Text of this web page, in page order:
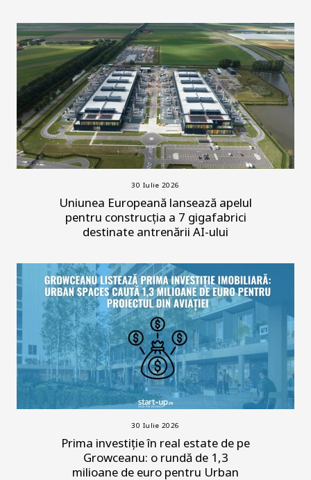
30 Iulie 2026
Uniunea Europeană lansează apelul
pentru construcția a 7 gigafabrici
destinate antrenării AI-ului
30 Iulie 2026
Prima investiție în real estate de pe
Growceanu: o rundă de 1,3
milioane de euro pentru Urban